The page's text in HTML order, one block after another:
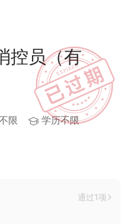
控员（有
限
学历不限
通过1项